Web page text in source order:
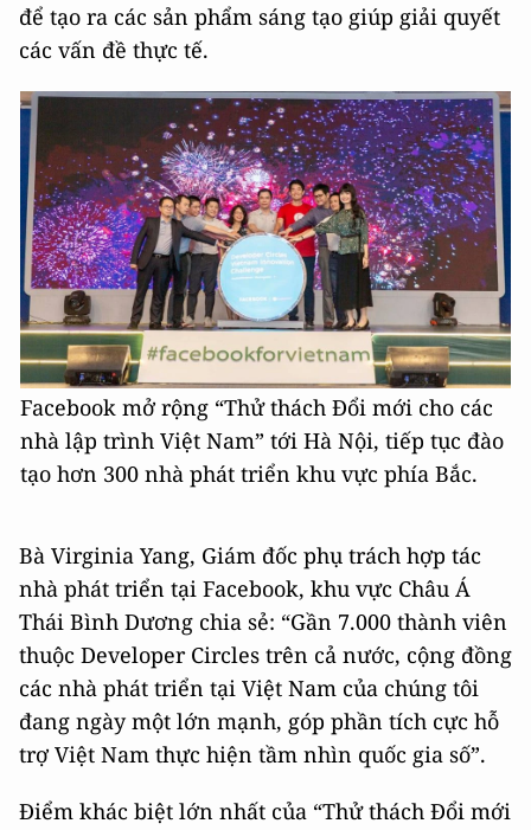
để tạo ra các sản phẩm sáng tạo giúp giải quyết
các vấn đề thực tế.
Facebook mở rộng “Thử thách Đổi mới cho các
nhà lập trình Việt Nam” tới Hà Nội, tiếp tục đào
tạo hơn 300 nhà phát triển khu vực phía Bắc.
Bà Virginia Yang, Giám đốc phụ trách hợp tác
nhà phát triển tại Facebook, khu vực Châu Á
Thái Bình Dương chia sẻ: “Gần 7.000 thành viên
thuộc Developer Circles trên cả nước, cộng đồng
các nhà phát triển tại Việt Nam của chúng tôi
đang ngày một lớn mạnh, góp phần tích cực hỗ
trợ Việt Nam thực hiện tầm nhìn quốc gia số”.
Điểm khác biệt lớn nhất của “Thử thách Đổi mới